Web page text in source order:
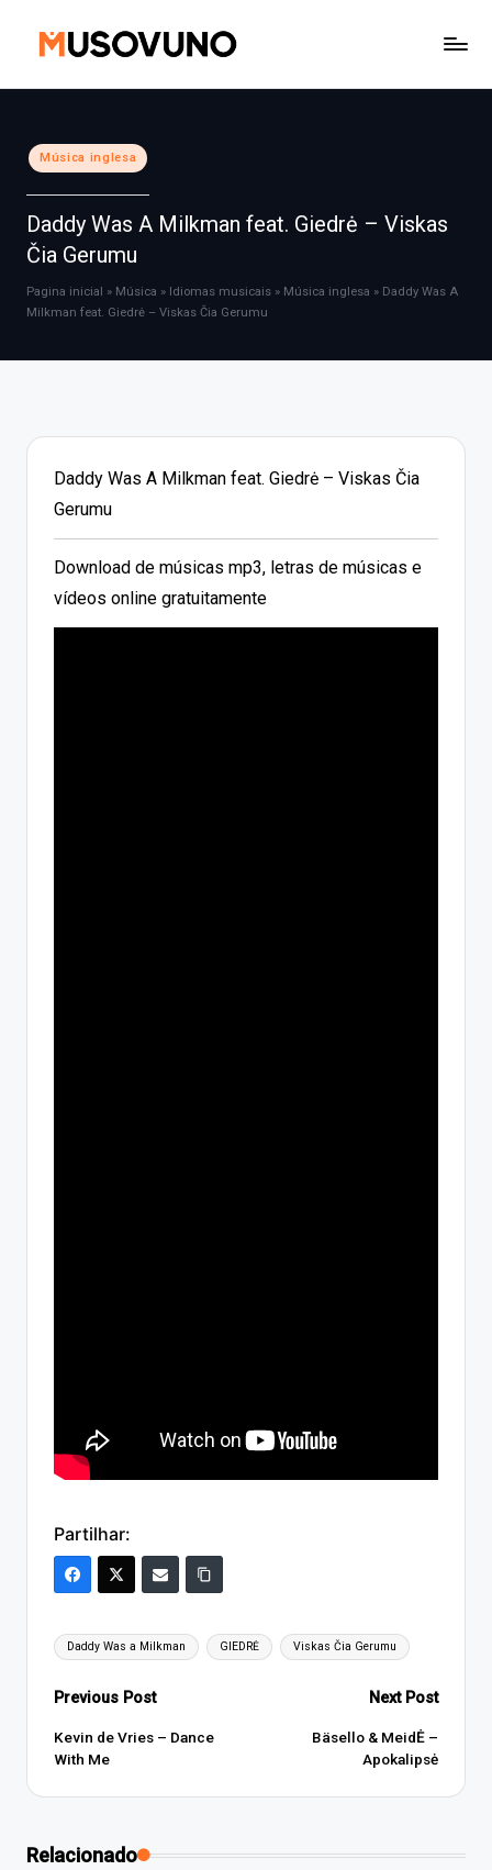
Posted
in
Música inglesa
Daddy Was A Milkman feat. Giedrė – Viskas
Čia Gerumu
Pagina inicial » Música » Idiomas musicais » Música inglesa » Daddy Was A
Milkman feat. Giedrė – Viskas Čia Gerumu
Daddy Was A Milkman feat. Giedrė – Viskas Čia
Gerumu
Download de músicas mp3, letras de músicas e
vídeos online gratuitamente
Partilhar:
Tags:
Daddy Was a Milkman GIEDRĖ Viskas Čia Gerumu
Post
navigation
Previous Post
Kevin de Vries – Dance
With Me
Next Post
Bäsello & MeidĖ –
Apokalipsė
Relacionado